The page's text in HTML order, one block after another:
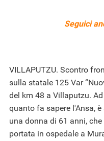
Seguici
VILLAPUTZU. Scontro
sulla statale 125 Var
del km 48 a Villaputzu.
quanto fa sapere l'Ansa,
una donna di 61 anni,
portata in ospedale a